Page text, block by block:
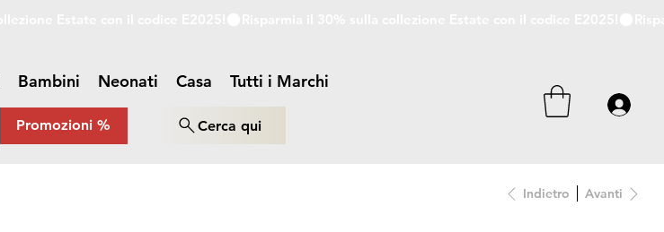
Bambini Neonati Casa
Tutti i Marchi
Cerca qui
Promozioni %
Indietro Avanti